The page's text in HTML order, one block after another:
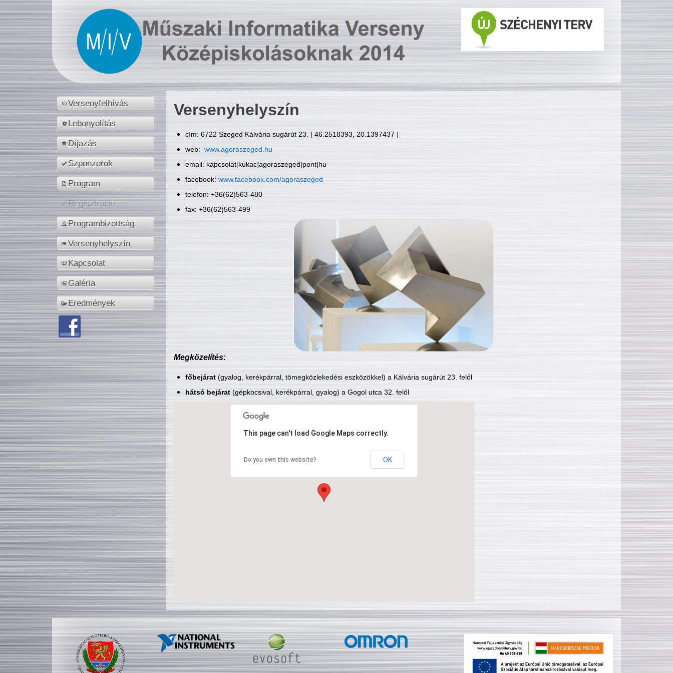
Versenyfelhívás
Lebonyolítás
Díjazás
Szponzorok
Program
Regisztráció
Programbizottság
Versenyhelyszín
Kapcsolat
Galéria
Eredmények
Versenyhelyszín
cím: 6722 Szeged Kálvária sugárút 23. [ 46.2518393, 20.1397437 ]
web: www.agoraszeged.hu
email: kapcsolat[kukac]agoraszeged[pont]hu
facebook: www.facebook.com/agoraszeged
telefon: +36(62)563-480
fax: +36(62)563-499
Megközelítés:
főbejárat(gyalog, kerékpárral, tömegközlekedési eszközökkel) a Kálvária sugárút 23. felől
hátsó bejárat(gépkocsival, kerékpárral, gyalog) a Gogol utca 32. felől
This page can't load Google Maps correctly.
Do you own this website? OK